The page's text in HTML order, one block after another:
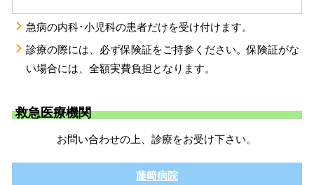
急病の内科･小児科の患者だけを受け付けます。
診療の際には、必ず保険証をご持参ください。保険証がな
い場合には、全額実費負担となります。
救急医療機関
お問い合わせの上、診療をお受け下さい。
藤﨑病院